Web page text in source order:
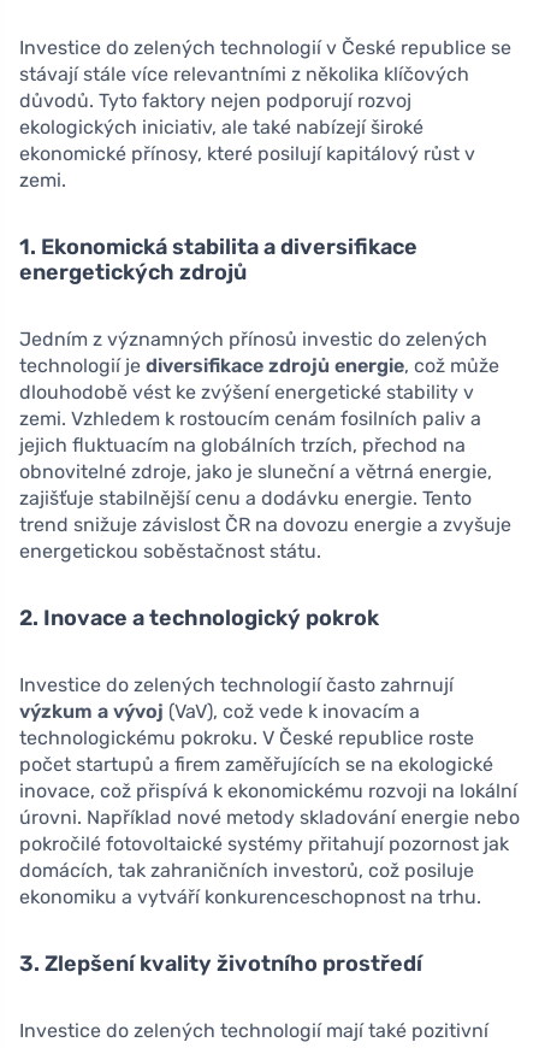
Investice do zelených technologií v České republice se
stávají stále více relevantními z několika klíčových
důvodů. Tyto faktory nejen podporují rozvoj
ekologických iniciativ, ale také nabízejí široké
ekonomické přínosy, které posilují kapitálový růst v
zemi.
1. Ekonomická stabilita a diversifikace
energetických zdrojů
Jedním z významných přínosů investic do zelených
technologií je diversifikace zdrojů energie, což může
dlouhodobě vést ke zvýšení energetické stability v
zemi. Vzhledem k rostoucím cenám fosilních paliv a
jejich fluktuacím na globálních trzích, přechod na
obnovitelné zdroje, jako je sluneční a větrná energie,
zajišťuje stabilnější cenu a dodávku energie. Tento
trend snižuje závislost ČR na dovozu energie a zvyšuje
energetickou soběstačnost státu.
2. Inovace a technologický pokrok
Investice do zelených technologií často zahrnují
výzkum a vývoj (VaV), což vede k inovacím a
technologickému pokroku. V České republice roste
počet startupů a firem zaměřujících se na ekologické
inovace, což přispívá k ekonomickému rozvoji na lokální
úrovni. Například nové metody skladování energie nebo
pokročilé fotovoltaické systémy přitahují pozornost jak
domácích, tak zahraničních investorů, což posiluje
ekonomiku a vytváří konkurenceschopnost na trhu.
3. Zlepšení kvality životního prostředí
Investice do zelených technologií mají také pozitivní